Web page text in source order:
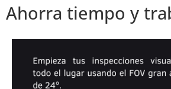
Ahorra tiempo y